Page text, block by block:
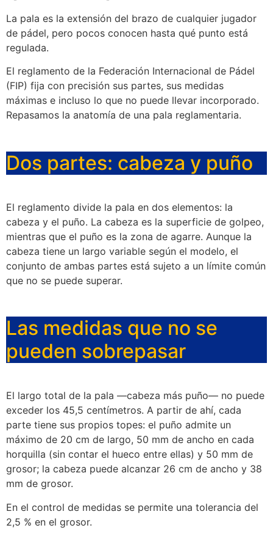
La pala es la extensión del brazo de cualquier jugador
de pádel, pero pocos conocen hasta qué punto está
regulada.
El reglamento de la Federación Internacional de Pádel
(FIP) fija con precisión sus partes, sus medidas
máximas e incluso lo que no puede llevar incorporado.
Repasamos la anatomía de una pala reglamentaria.
Dos partes: cabeza y puño
El reglamento divide la pala en dos elementos: la
cabeza y el puño. La cabeza es la superficie de golpeo,
mientras que el puño es la zona de agarre. Aunque la
cabeza tiene un largo variable según el modelo, el
conjunto de ambas partes está sujeto a un límite común
que no se puede superar.
Las medidas que no se
pueden sobrepasar
El largo total de la pala —cabeza más puño— no puede
exceder los 45,5 centímetros. A partir de ahí, cada
parte tiene sus propios topes: el puño admite un
máximo de 20 cm de largo, 50 mm de ancho en cada
horquilla (sin contar el hueco entre ellas) y 50 mm de
grosor; la cabeza puede alcanzar 26 cm de ancho y 38
mm de grosor.
En el control de medidas se permite una tolerancia del
2,5 % en el grosor.